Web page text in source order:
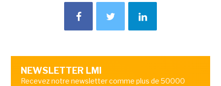
NEWSLETTER LMI
Recevez notre newsletter comme plus de 50000